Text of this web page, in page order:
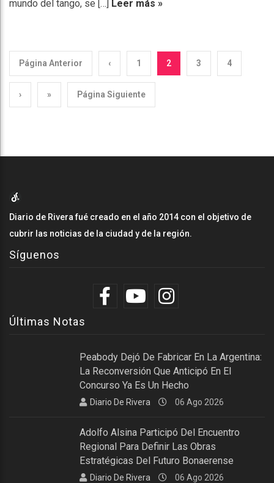
mundo del tango, se […] Leer más »
Página Anterior ‹ 1 2 3 4
› » Página Siguiente
Diario de Rivera fué creado en el año 2014 con el objetivo de
cubrir las noticias de la ciudad y de la región.
Síguenos
Últimas Notas
Peabody Dejó De Fabricar En La Argentina:
La Reconversión Que Anticipó En El
Concurso Ya Es Un Hecho
Diario De Rivera 06 Ago 2026
Adolfo Alsina Participó Del Encuentro
Regional Para Definir Las Obras
Estratégicas Del Futuro Bonaerense
Diario De Rivera 06 Ago 2026